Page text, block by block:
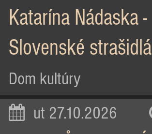
Katarína Nádaska -
Slovenské strašidlá
Dom kultúry
ut 27.10.2026